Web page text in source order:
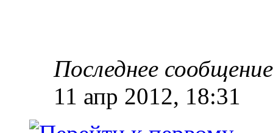
Последнее
11 апр 2012, 18:31